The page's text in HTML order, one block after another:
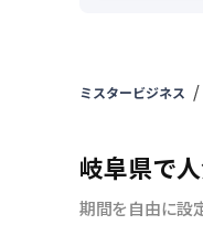
ミスタービジネス
岐阜県で
期間を自由に設